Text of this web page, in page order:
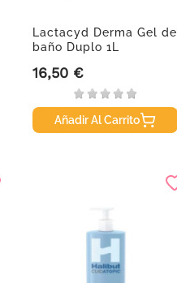
Lactacyd Derma Gel de
baño Duplo 1L
Precio
16,50 €
Añadir Al Carrito